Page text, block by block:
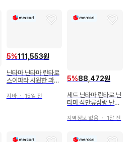
5%111,553원
닌타마 닌타마 란타로
스이파라 시원한 과일
몬 캔뱃지
지바・ 15일 전
5%88,472원
세트 닌타마 란타로 닌
타마 식만류삼랑 난자
지역정보 없음 ・ 1달 전